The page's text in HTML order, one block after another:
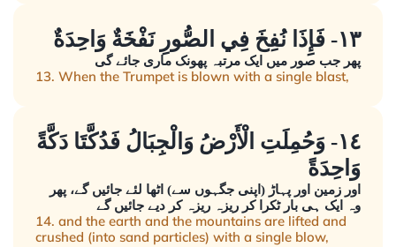
١٣- فَإِذَا نُفِخَ فِي الصُّورِ نَفْخَةٌ وَاحِدَةٌ
پھر جب صور میں ایک مرتبہ پھونک ماری جائے گی
13. When the Trumpet is blown with a single blast,
١٤- وَحُمِلَتِ الْأَرْضُ وَالْجِبَالُ فَدُكَّتَا دَكَّةً
وَاحِدَةً
اور زمین اور پہاڑ (اپنی جگہوں سے) اٹھا لئے جائیں گے، پھر
وہ ایک ہی بار ٹکرا کر ریزہ ریزہ کر دیے جائیں گے
14. and the earth and the mountains are lifted and
crushed (into sand particles) with a single blow,